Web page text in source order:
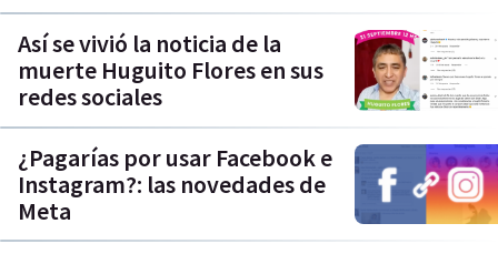
Así se vivió la noticia de la
muerte Huguito Flores en sus
redes sociales
¿Pagarías por usar Facebook e
Instagram?: las novedades de
Meta